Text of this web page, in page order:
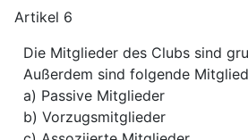
Artikel 6
Die Mitglieder des Clubs sind
Außerdem sind folgende
a) Passive Mitglieder
b) Vorzugsmitglieder